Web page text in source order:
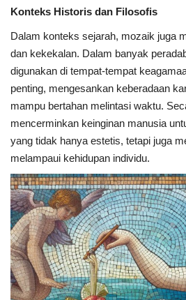
Konteks Historis dan Filosofis
Dalam konteks sejarah, mozaik juga
dan kekekalan. Dalam banyak
digunakan di tempat-tempat
penting, mengesankan keberadaan
mampu bertahan melintasi waktu.
mencerminkan keinginan manusia
yang tidak hanya estetis, tetapi juga
melampaui kehidupan individu.